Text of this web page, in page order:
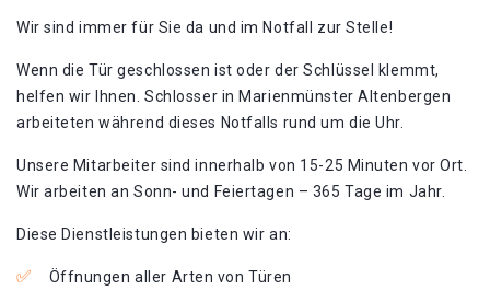
Wir sind immer für Sie da und im Notfall zur Stelle!
Wenn die Tür geschlossen ist oder der Schlüssel klemmt,
helfen wir Ihnen. Schlosser in Marienmünster Altenbergen
arbeiteten während dieses Notfalls rund um die Uhr.
Unsere Mitarbeiter sind innerhalb von 15-25 Minuten vor Ort.
Wir arbeiten an Sonn- und Feiertagen – 365 Tage im Jahr.
Diese Dienstleistungen bieten wir an:
Öffnungen aller Arten von Türen